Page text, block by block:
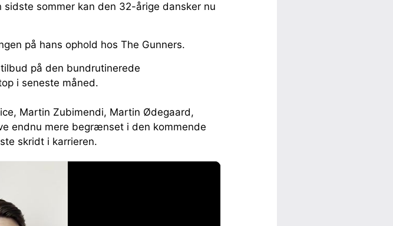
sommer kan den 32-årige dansker nu
på hans ophold hos The Gunners.
på den bundrutinerede
i seneste måned.
Martin Zubimendi, Martin Ødegaard,
endnu mere begrænset i den kommende
skridt i karrieren.